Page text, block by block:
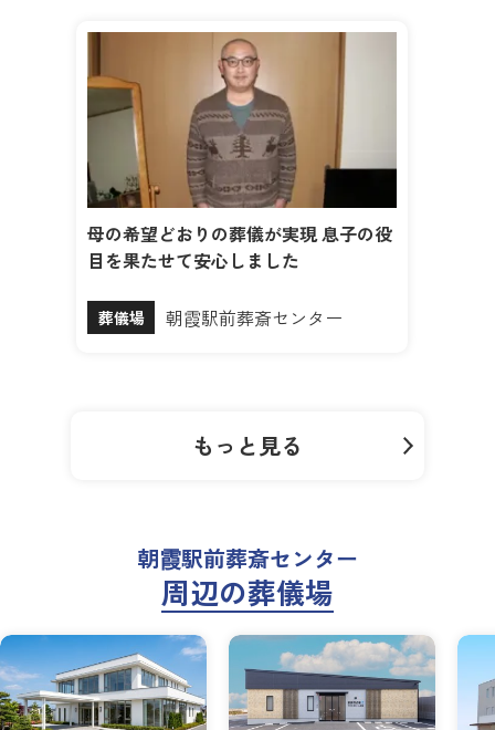
母の希望どおりの葬儀が実現 息子の役
目を果たせて安心しました
葬儀場 朝霞駅前葬斎センター
もっと見る
朝霞駅前葬斎センター
周辺の葬儀場